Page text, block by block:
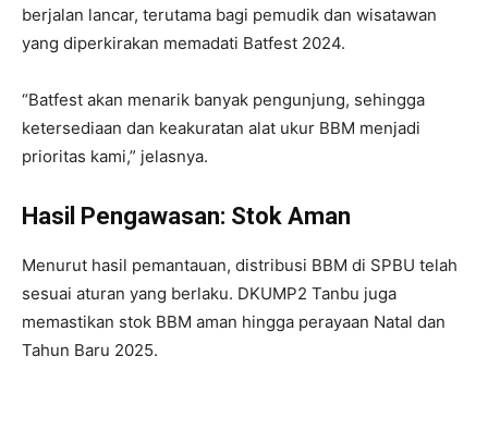
berjalan lancar, terutama bagi pemudik dan wisatawan
yang diperkirakan memadati Batfest 2024.
“Batfest akan menarik banyak pengunjung, sehingga
ketersediaan dan keakuratan alat ukur BBM menjadi
prioritas kami,” jelasnya.
Hasil Pengawasan: Stok Aman
Menurut hasil pemantauan, distribusi BBM di SPBU telah
sesuai aturan yang berlaku. DKUMP2 Tanbu juga
memastikan stok BBM aman hingga perayaan Natal dan
Tahun Baru 2025.